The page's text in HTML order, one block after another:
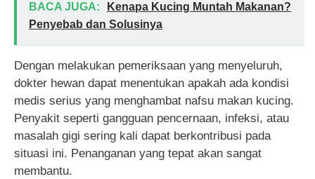
BACA JUGA:
Kenapa Kucing Muntah Makanan?
Penyebab dan Solusinya
Dengan melakukan pemeriksaan yang menyeluruh,
dokter hewan dapat menentukan apakah ada kondisi
medis serius yang menghambat nafsu makan kucing.
Penyakit seperti gangguan pencernaan, infeksi, atau
masalah gigi sering kali dapat berkontribusi pada
situasi ini. Penanganan yang tepat akan sangat
membantu.